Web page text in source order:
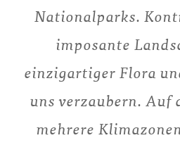
Nationalparks.
imposante
einzigartiger Flora
uns verzaubern. Auf
mehrere